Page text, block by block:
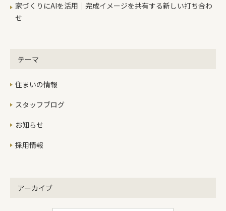
家づくりにAIを活用｜完成イメージを共有する新しい打ち合わ
せ
テーマ
住まいの情報
スタッフブログ
お知らせ
採用情報
アーカイブ